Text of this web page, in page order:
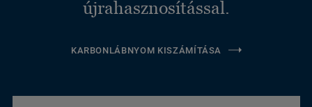
újrahasznosítással.
KARBONLÁBNYOM KISZÁMÍTÁSA